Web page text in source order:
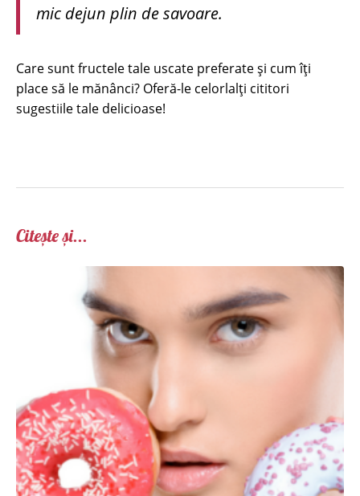
mic dejun plin de savoare.
Care sunt fructele tale uscate preferate și cum îți
place să le mănânci? Oferă-le celorlalți cititori
sugestiile tale delicioase!
Citește și...